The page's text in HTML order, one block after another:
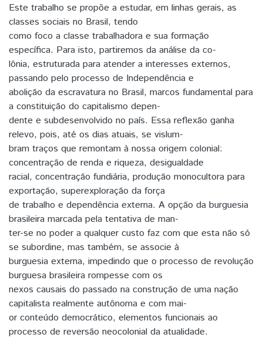
Este trabalho se propõe a estudar, em linhas gerais, as
classes sociais no Brasil, tendo
como foco a classe trabalhadora e sua formação
específica. Para isto, partiremos da análise da co-
lônia, estruturada para atender a interesses externos,
passando pelo processo de Independência e
abolição da escravatura no Brasil, marcos fundamental para
a constituição do capitalismo depen-
dente e subdesenvolvido no país. Essa reflexão ganha
relevo, pois, até os dias atuais, se vislum-
bram traços que remontam à nossa origem colonial:
concentração de renda e riqueza, desigualdade
racial, concentração fundiária, produção monocultora para
exportação, superexploração da força
de trabalho e dependência externa. A opção da burguesia
brasileira marcada pela tentativa de man-
ter-se no poder a qualquer custo faz com que esta não só
se subordine, mas também, se associe à
burguesia externa, impedindo que o processo de revolução
burguesa brasileira rompesse com os
nexos causais do passado na construção de uma nação
capitalista realmente autônoma e com mai-
or conteúdo democrático, elementos funcionais ao
processo de reversão neocolonial da atualidade.